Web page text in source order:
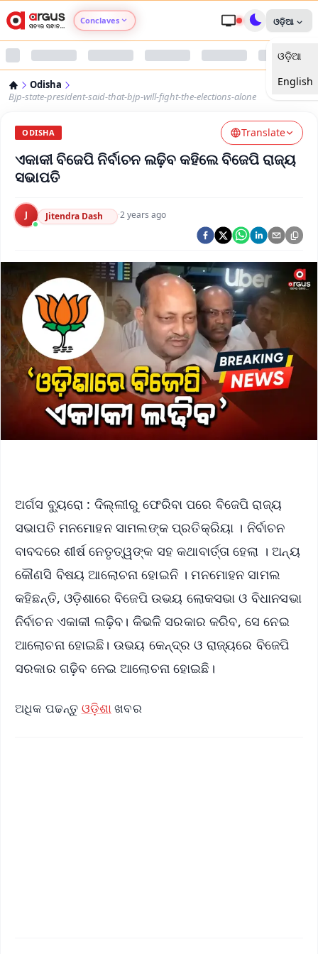
Conclaves
Argus Nari Shakti
Argus Health Connect
Argus Swaad Odisha
Argus Chalo Dekhein Apna Desh
ଓଡ଼ିଆ
ଓଡ଼ିଆ
English
Odisha
Bjp-state-president-said-that-bjp-will-fight-the-elections-alone
ODISHA Translate
ଏକାକୀ ବିଜେପି ନିର୍ବାଚନ ଲଢ଼ିବ କହିଲେ ବିଜେପି ରାଜ୍ୟ
ସଭାପତି
J Jitendra Dash ·2 years ago
ଅର୍ଗସ ବ୍ୟୁରୋ : ଦିଲ୍ଲୀରୁ ଫେରିବା ପରେ ବିଜେପି ରାଜ୍ୟ
ସଭାପତି ମନମୋହନ ସାମଲଙ୍କ ପ୍ରତିକ୍ରିୟା । ନିର୍ବାଚନ
ବାବଦରେ ଶୀର୍ଷ ନେତୃତ୍ୱଙ୍କ ସହ କଥାବାର୍ତ୍ତା ହେଲା । ଅନ୍ୟ
କୌଣସି ବିଷୟ ଆଲୋଚନା ହୋଇନି । ମନମୋହନ ସାମଲ
କହିଛନ୍ତି, ଓଡ଼ିଶାରେ ବିଜେପି ଉଭୟ ଲୋକସଭା ଓ ବିଧାନସଭା
ନିର୍ବାଚନ ଏକାକୀ ଲଢ଼ିବ। କିଭଳି ସରକାର କରିବ, ସେ ନେଇ
ଆଲୋଚନା ହୋଇଛି। ଉଭୟ କେନ୍ଦ୍ର ଓ ରାଜ୍ୟରେ ବିଜେପି
ସରକାର ଗଢ଼ିବ ନେଇ ଆଲୋଚନା ହୋଇଛି।
ଅଧିକ ପଢନ୍ତୁ ଓଡ଼ିଶା ଖବର